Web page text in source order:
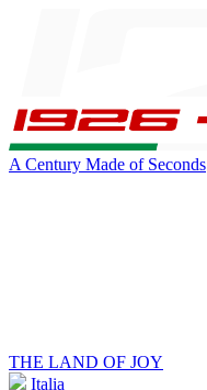
A Century Made of Seconds
THE LAND OF JOY
Italia